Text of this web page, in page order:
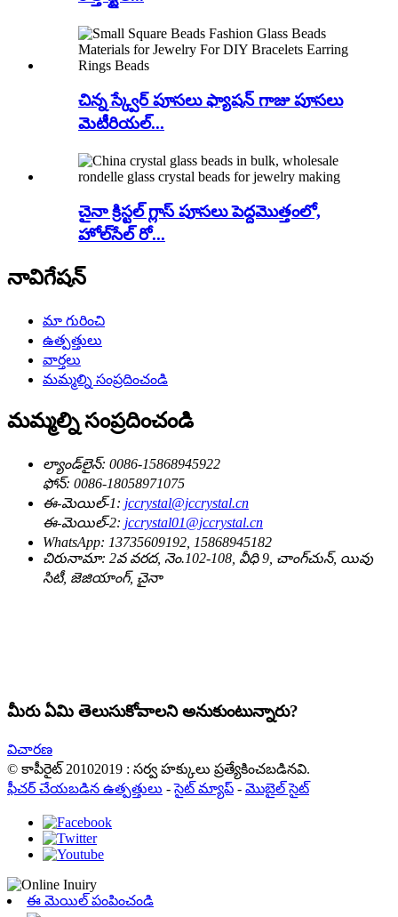
చిన్న స్క్వేర్ పూసలు ఫ్యాషన్ గాజు పూసలు
మెటీరియల్...
చైనా క్రిస్టల్ గ్లాస్ పూసలు పెద్దమొత్తంలో,
హోల్‌సేల్ రో...
నావిగేషన్
మా గురించి
ఉత్పత్తులు
వార్తలు
మమ్మల్ని సంప్రదించండి
మమ్మల్ని సంప్రదించండి
ల్యాండ్‌లైన్: 0086-15868945922
ఫోన్: 0086-18058971075
ఈ-మెయిల్-1: jccrystal@jccrystal.cn
ఈ-మెయిల్-2: jccrystal01@jccrystal.cn
WhatsApp: 13735609192, 15868945182
చిరునామా: 2వ వరద, నెం.102-108, వీధి 9, చాంగ్‌చున్, యివు
సిటీ, జెజియాంగ్, చైనా
మీరు ఏమి తెలుసుకోవాలని అనుకుంటున్నారు?
విచారణ
© కాపీరైట్ 20102019 : సర్వ హక్కులు ప్రత్యేకించబడినవి.
ఫీచర్ చేయబడిన ఉత్పత్తులు -సైట్ మ్యాప్ - మొబైల్ సైట్
ఈ మెయిల్ పంపించండి